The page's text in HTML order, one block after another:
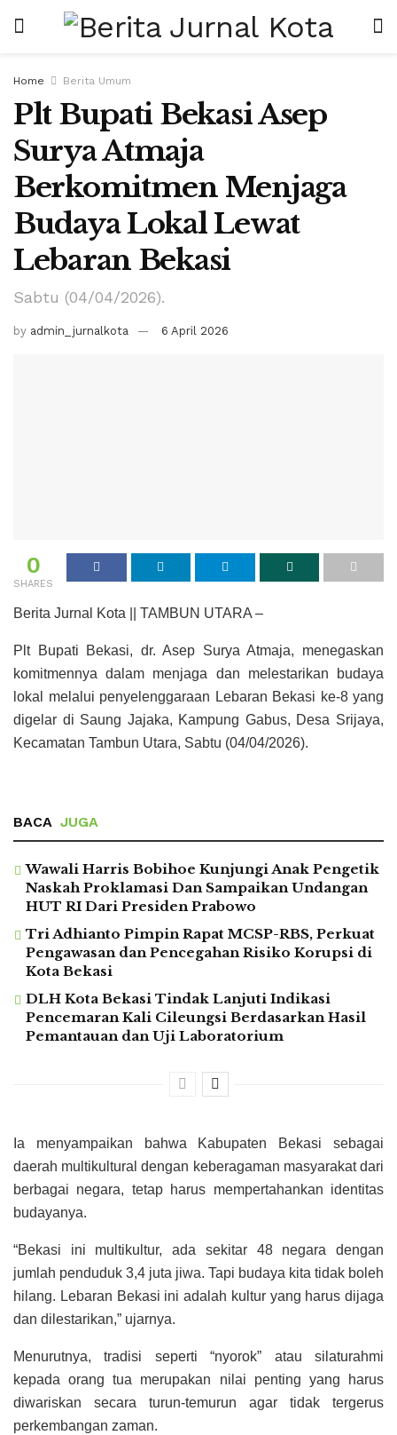
Home Berita Umum
Plt Bupati Bekasi Asep
Surya Atmaja
Berkomitmen Menjaga
Budaya Lokal Lewat
Lebaran Bekasi
Sabtu (04/04/2026).
by admin_jurnalkota 6 April 2026
0
SHARES
Berita Jurnal Kota || TAMBUN UTARA –
Plt Bupati Bekasi, dr. Asep Surya Atmaja, menegaskan
komitmennya dalam menjaga dan melestarikan budaya
lokal melalui penyelenggaraan Lebaran Bekasi ke-8 yang
digelar di Saung Jajaka, Kampung Gabus, Desa Srijaya,
Kecamatan Tambun Utara, Sabtu (04/04/2026).
BACA JUGA
Wawali Harris Bobihoe Kunjungi Anak Pengetik
Naskah Proklamasi Dan Sampaikan Undangan
HUT RI Dari Presiden Prabowo
Tri Adhianto Pimpin Rapat MCSP-RBS, Perkuat
Pengawasan dan Pencegahan Risiko Korupsi di
Kota Bekasi
DLH Kota Bekasi Tindak Lanjuti Indikasi
Pencemaran Kali Cileungsi Berdasarkan Hasil
Pemantauan dan Uji Laboratorium
Ia menyampaikan bahwa Kabupaten Bekasi sebagai
daerah multikultural dengan keberagaman masyarakat dari
berbagai negara, tetap harus mempertahankan identitas
budayanya.
“Bekasi ini multikultur, ada sekitar 48 negara dengan
jumlah penduduk 3,4 juta jiwa. Tapi budaya kita tidak boleh
hilang. Lebaran Bekasi ini adalah kultur yang harus dijaga
dan dilestarikan,” ujarnya.
Menurutnya, tradisi seperti “nyorok” atau silaturahmi
kepada orang tua merupakan nilai penting yang harus
diwariskan secara turun-temurun agar tidak tergerus
perkembangan zaman.